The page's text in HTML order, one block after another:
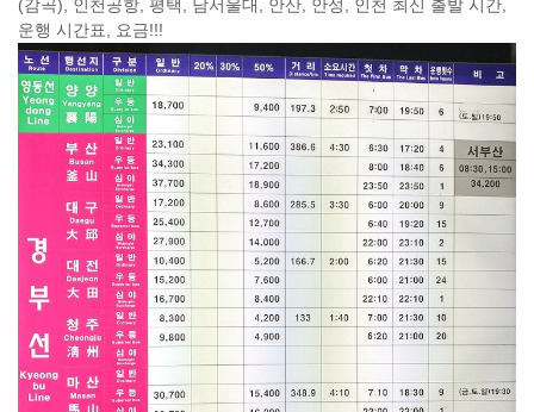
(감곡), 인천공항, 평택, 남서울대, 안산, 안성, 인천 최신 출발 시간,
운행 시간표, 요금!!!